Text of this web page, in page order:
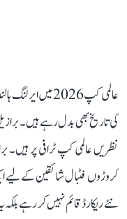
عالمی کپ 2026
کی تاریخ بھی بدل رہے ہیں۔
نظریں عالمی کپ ٹرافی پر ہیں۔
کروڑوں فٹبال شائقین کے
نئے ریکارڈ قائم نہیں کر رہے